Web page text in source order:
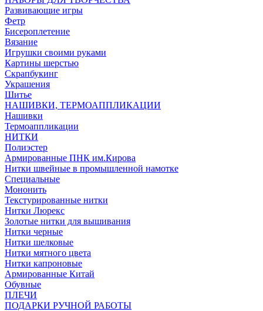
Развивающие игры
Фетр
Бисероплетение
Вязание
Игрушки своими руками
Картины шерстью
Скрапбукинг
Украшения
Шитье
НАШИВКИ, ТЕРМОАППЛИКАЦИИ
Нашивки
Термоаппликации
НИТКИ
Полиэстер
Армированные ПНК им.Кирова
Нитки швейные в промышленной намотке
Специальные
Мононить
Текстурированные нитки
Нитки Люрекс
Золотые нитки для вышивания
Нитки черные
Нитки шелковые
Нитки мятного цвета
Нитки капроновые
Армированные Китай
Обувные
ПЛЕЧИ
ПОДАРКИ РУЧНОЙ РАБОТЫ